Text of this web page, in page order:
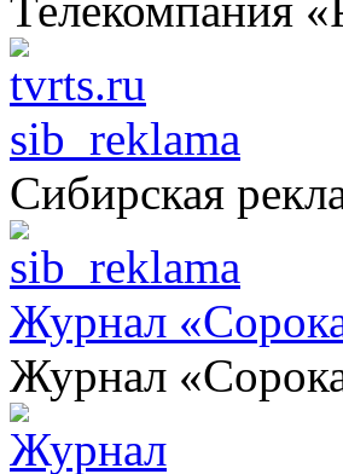
sib_reklama
Сибирская
Журнал
Журнал